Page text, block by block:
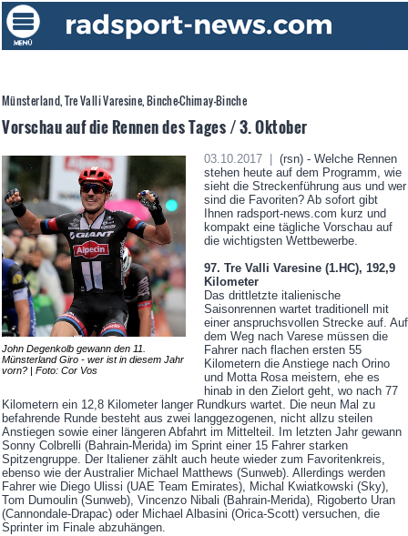
Münsterland, Tre Valli Varesine, Binche-Chimay-Binche
Vorschau auf die Rennen des Tages / 3. Oktober
John Degenkolb gewann den 11.
Münsterland Giro - wer ist in diesem Jahr
vorn? | Foto: Cor Vos
03.10.2017 |
(rsn) - Welche Rennen
stehen heute auf dem Programm, wie
sieht die Streckenführung aus und wer
sind die Favoriten? Ab sofort gibt
Ihnen radsport-news.com kurz und
kompakt eine tägliche Vorschau auf
die wichtigsten Wettbewerbe.
97. Tre Valli Varesine (1.HC), 192,9
Kilometer
Das drittletzte italienische
Saisonrennen wartet traditionell mit
einer anspruchsvollen Strecke auf. Auf
dem Weg nach Varese müssen die
Fahrer nach flachen ersten 55
Kilometern die Anstiege nach Orino
und Motta Rosa meistern, ehe es
hinab in den Zielort geht, wo nach 77
Kilometern ein 12,8 Kilometer langer Rundkurs wartet. Die neun Mal zu
befahrende Runde besteht aus zwei langgezogenen, nicht allzu steilen
Anstiegen sowie einer längeren Abfahrt im Mittelteil. Im letzten Jahr gewann
Sonny Colbrelli (Bahrain-Merida) im Sprint einer 15 Fahrer starken
Spitzengruppe. Der Italiener zählt auch heute wieder zum Favoritenkreis,
ebenso wie der Australier Michael Matthews (Sunweb). Allerdings werden
Fahrer wie Diego Ulissi (UAE Team Emirates), Michal Kwiatkowski (Sky),
Tom Dumoulin (Sunweb), Vincenzo Nibali (Bahrain-Merida), Rigoberto Uran
(Cannondale-Drapac) oder Michael Albasini (Orica-Scott) versuchen, die
Sprinter im Finale abzuhängen.